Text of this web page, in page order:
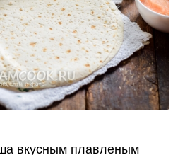
вкусным плавленым